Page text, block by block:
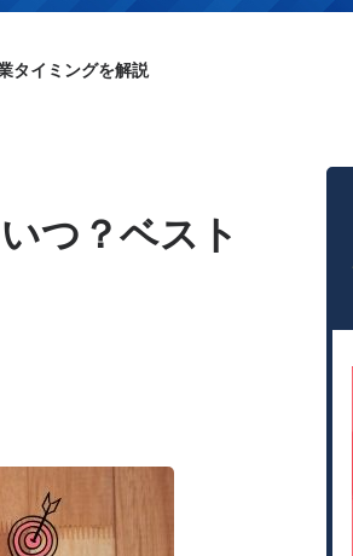
タイミングを解説
つ？ベスト